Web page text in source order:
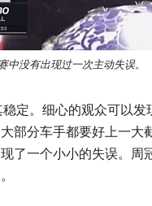
中没有出现过一次主动失误。
定。细心的观众可以
部分车手都要好上一大
了一个小小的失误。周